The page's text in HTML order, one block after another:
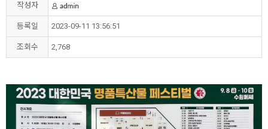
작성자
등록일 2023-09-11 13:56:51
조회수 2,768